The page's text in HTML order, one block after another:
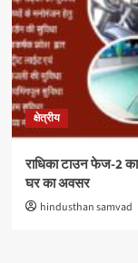
क्षेत्रीय
राधिका टाउन फेज-2
घर का अवसर
hindusthan samvad